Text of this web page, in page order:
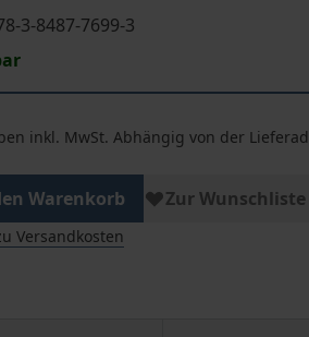
3-8487-7699-3
inkl. MwSt. Abhängig von der
Warenkorb Zur
Versandkosten